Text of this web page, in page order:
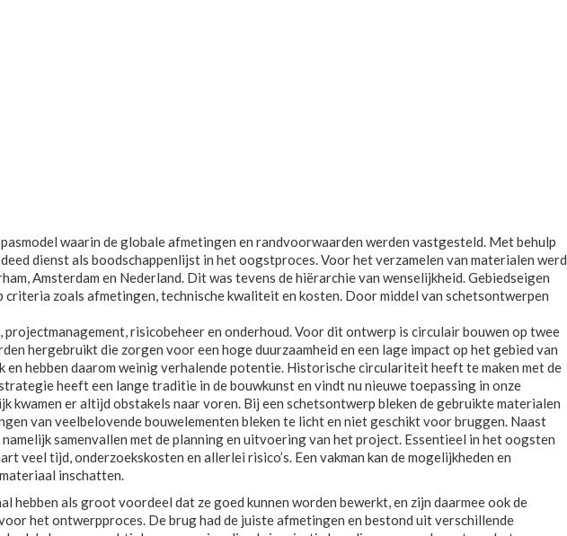
waarin de globale afmetingen en randvoorwaarden werden vastgesteld. Met behulp
dienst als boodschappenlijst in het oogstproces. Voor het verzamelen van materialen werd
Amsterdam en Nederland. Dit was tevens de hiërarchie van wenselijkheid. Gebiedseigen
zoals afmetingen, technische kwaliteit en kosten. Door middel van schetsontwerpen
risicobeheer en onderhoud. Voor dit ontwerp is circulair bouwen op twee
hergebruikt die zorgen voor een hoge duurzaamheid en een lage impact op het gebied van
hebben daarom weinig verhalende potentie. Historische circulariteit heeft te maken met de
heeft een lange traditie in de bouwkunst en vindt nu nieuwe toepassing in onze
er altijd obstakels naar voren. Bij een schetsontwerp bleken de gebruikte materialen
van veelbelovende bouwelementen bleken te licht en niet geschikt voor bruggen. Naast
samenvallen met de planning en uitvoering van het project. Essentieel in het oogsten
veel tijd, onderzoekskosten en allerlei risico’s. Een vakman kan de mogelijkheden en
inschatten.
als groot voordeel dat ze goed kunnen worden bewerkt, en zijn daarmee ook de
het ontwerpproces. De brug had de juiste afmetingen en bestond uit verschillende